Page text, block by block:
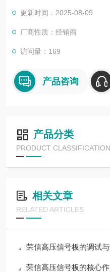
更新时间：2025-08-09
厂商性质：经销商
访问量：169
产品咨询
产品分类
PRODUCT CLASSIFICATION
相关文章
RELATED ARTICLES
荣信高压信号板的调试
荣信高压信号板的核心